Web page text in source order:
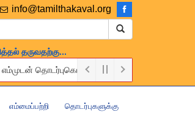
info@tamilthakaval.org
தருவதற்கு...
தொடர்புகொள்ளுங்கள்.
us via the above Email or Telephone
எம்மைப்பற்றி தொடர்புகளுக்கு